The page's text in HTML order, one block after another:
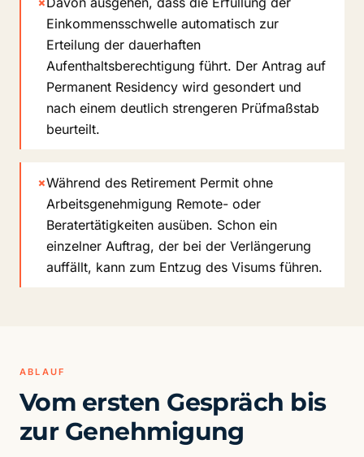
Einkommensschwelle automatisch zur
Erteilung der dauerhaften
Aufenthaltsberechtigung führt. Der Antrag auf
Permanent Residency wird gesondert und
nach einem deutlich strengeren Prüfmaßstab
beurteilt.
×Während des Retirement Permit ohne
Arbeitsgenehmigung Remote- oder
Beratertätigkeiten ausüben. Schon ein
einzelner Auftrag, der bei der Verlängerung
auffällt, kann zum Entzug des Visums führen.
ABLAUF
Vom ersten Gespräch bis
zur Genehmigung